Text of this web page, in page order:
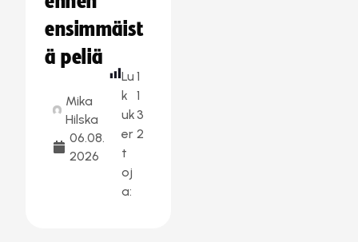
ensimmäist
ä peliä
Mika
Hilska
06.08.
2026
Lu
k
uk
er
t
oj
a:
1
1
3
2